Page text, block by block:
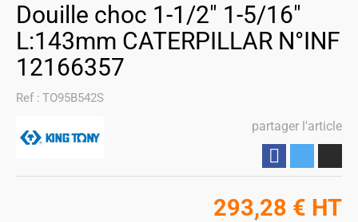
Douille choc 1-1/2" 1-5/16"
L:143mm CATERPILLAR N°INF
12166357
Ref : TO95B542S
partager l'article
293,28 € HT